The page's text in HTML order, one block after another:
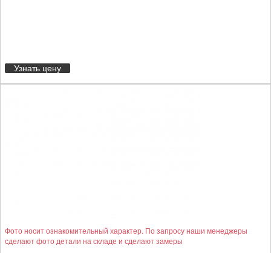
Узнать цену
Фото носит ознакомительный характер. По запросу наши менеджеры
сделают фото детали на складе и сделают замеры